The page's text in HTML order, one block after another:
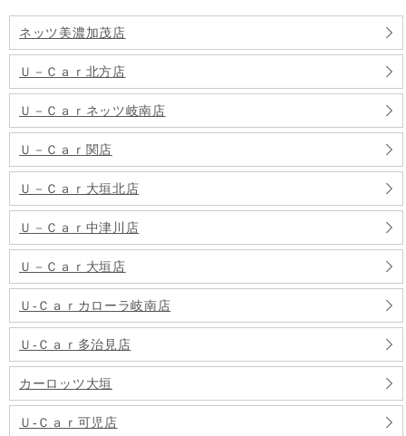
ネッツ美濃加茂店
Ｕ－Ｃａｒ北方店
Ｕ－Ｃａｒネッツ岐南店
Ｕ－Ｃａｒ関店
Ｕ－Ｃａｒ大垣北店
Ｕ－Ｃａｒ中津川店
Ｕ－Ｃａｒ大垣店
Ｕ‐Ｃａｒカローラ岐南店
Ｕ‐Ｃａｒ多治見店
カーロッツ大垣
Ｕ‐Ｃａｒ可児店